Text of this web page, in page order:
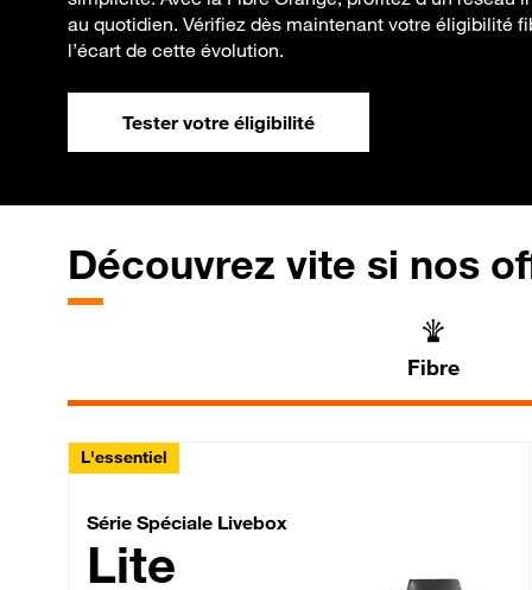
au quotidien. Vérifiez dès maintenant votre éligibilité
l’écart de cette évolution.
Tester votre éligibilité
Découvrez vite si nos
Fibre
L'essentiel
Série Spéciale
Série Spéciale Livebox
Lite